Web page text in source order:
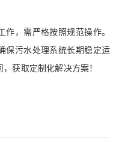
，需严格按照规范操作。
保污水处理系统长期稳定运
，获取定制化解决方案！